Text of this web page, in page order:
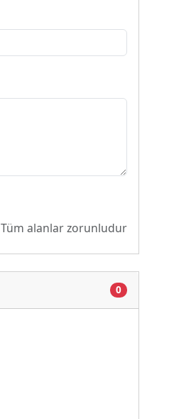
Tüm alanlar zorunludur
0